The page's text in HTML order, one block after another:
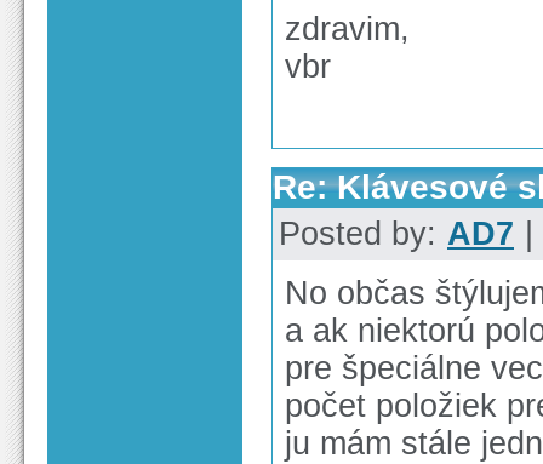
zdravim,
vbr
Re: Klávesové
Posted by: AD7
No občas
a ak niektorú
pre špeciálne
počet položiek
ju mám stále